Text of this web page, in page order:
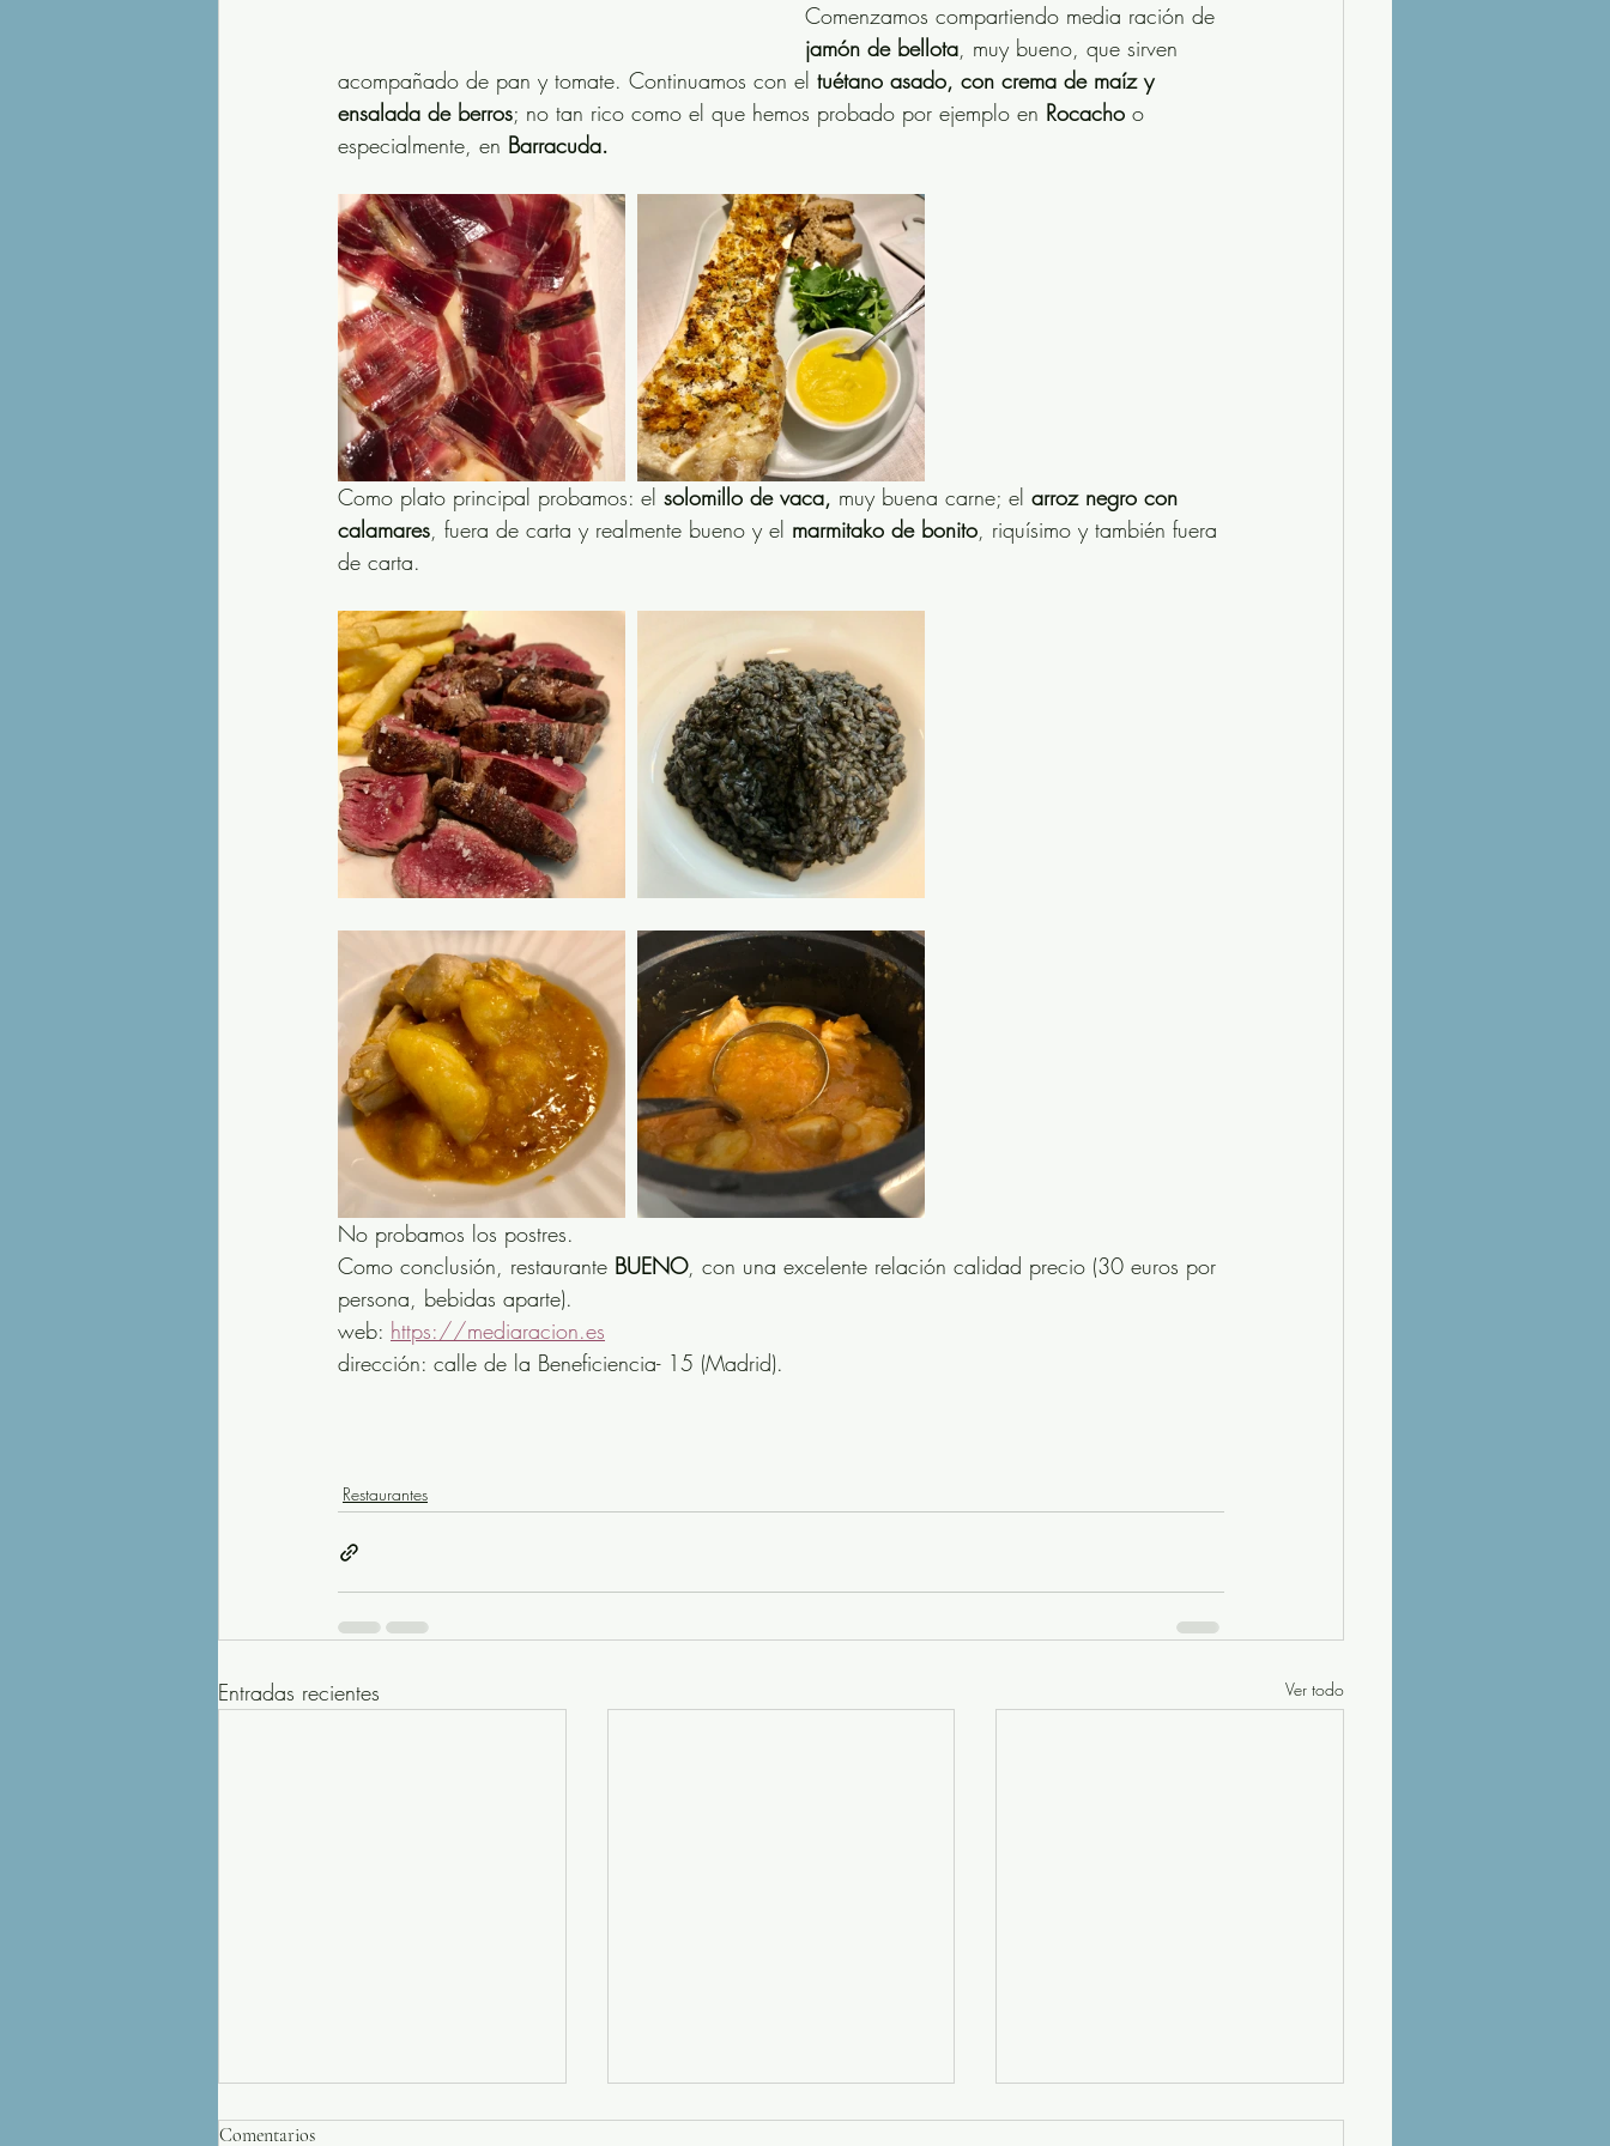
Comenzamos compartiendo media ración de
jamón de bellota, muy bueno, que sirven
acompañado de pan y tomate. Continuamos con el tuétano asado, con crema de maíz y
ensalada de berros; no tan rico como el que hemos probado por ejemplo en Rocacho o
especialmente, en Barracuda.
Como plato principal probamos: el solomillo de vaca, muy buena carne; el arroz negro con
calamares, fuera de carta y realmente bueno y el marmitako de bonito, riquísimo y también fuera
de carta.
No probamos los postres.
Como conclusión, restaurante BUENO, con una excelente relación calidad precio (30 euros por
persona, bebidas aparte).
web: https://mediaracion.es
dirección: calle de la Beneficiencia- 15 (Madrid).
Restaurantes
Entradas recientes Ver todo
Comentarios